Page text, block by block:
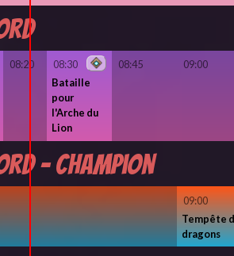
08:20
08:30
Bataille
pour
l'Arche du
Lion
08:45 09:00
- Champion
09:00
Tempête
dragons